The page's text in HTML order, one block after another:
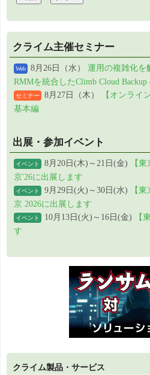
クライム主催セミナー
Web 8月26日（水） 運用の複雑化を
RMMを統合したClimb Cloud Backup
セミナー 8月27日（木）
【オンライ
基本編
出展・参加イベント
イベント 8月20日(木)～21日(金)
【
京'26に出展します
イベント 9月29日(火)～30日(水)
【
京 2026に出展します
イベント 10月13日(火)～16日(金)
【
す
クライム製品・サービス